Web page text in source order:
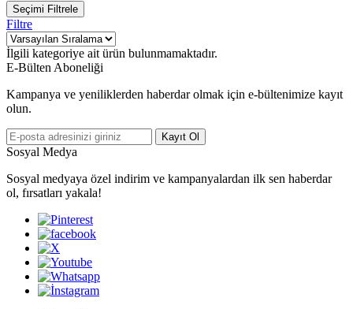
Seçimi Filtrele
Filtre
İlgili kategoriye ait ürün bulunmamaktadır.
E-Bülten Aboneliği
Kampanya ve yeniliklerden haberdar olmak için e-bültenimize kayıt
olun.
Kayıt Ol
Sosyal Medya
Sosyal medyaya özel indirim ve kampanyalardan ilk sen haberdar
ol, fırsatları yakala!